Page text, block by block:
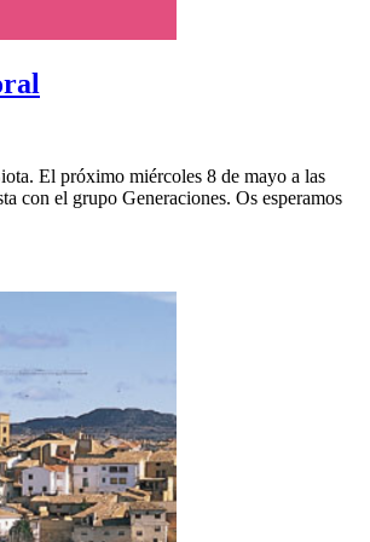
El próximo miércoles 8 de mayo a las
con el grupo Generaciones. Os esperamos